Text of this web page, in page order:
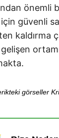
önemli
güvenli
kaldırma
görseller